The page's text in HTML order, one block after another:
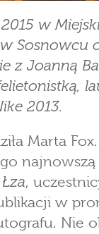
w
Sosnowcu
z Joanną
2013.
Marta
najnowszą
,
w
Nie